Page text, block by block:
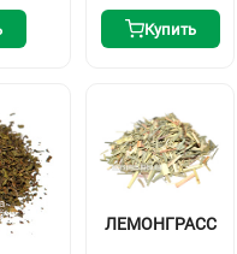
Купить
ЛЕМОНГРАСС